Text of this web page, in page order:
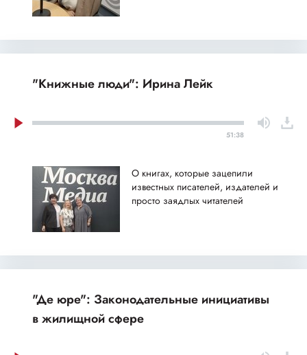
"Книжные люди": Ирина Лейк
51:38
О книгах, которые зацепили
известных писателей, издателей и
просто заядлых читателей
"Де юре": Законодательные инициативы
в жилищной сфере